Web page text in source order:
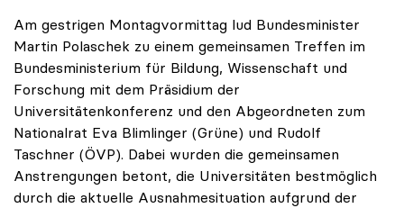
Am gestrigen Montagvormittag lud Bundesminister
Martin Polaschek zu einem gemeinsamen Treffen im
Bundesministerium für Bildung, Wissenschaft und
Forschung mit dem Präsidium der
Universitätenkonferenz und den Abgeordneten zum
Nationalrat Eva Blimlinger (Grüne) und Rudolf
Taschner (ÖVP). Dabei wurden die gemeinsamen
Anstrengungen betont, die Universitäten bestmöglich
durch die aktuelle Ausnahmesituation aufgrund der